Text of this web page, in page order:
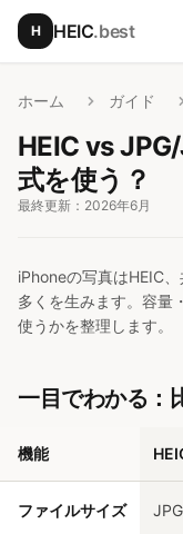
メインコンテンツへス
H HEIC.best
ホーム ガイド
HEIC vs
式を使う？
最終更新：2026年6月
iPhoneの写真はHEIC
多くを生みます。容量
使うかを整理します。
一目でわかる：
機能
ファイルサイズ